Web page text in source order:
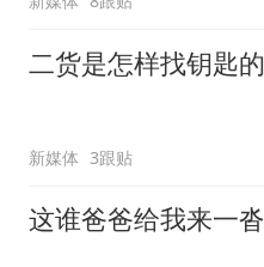
二货是怎样找钥匙的
新媒体 3跟贴
这谁爸爸给我来一沓